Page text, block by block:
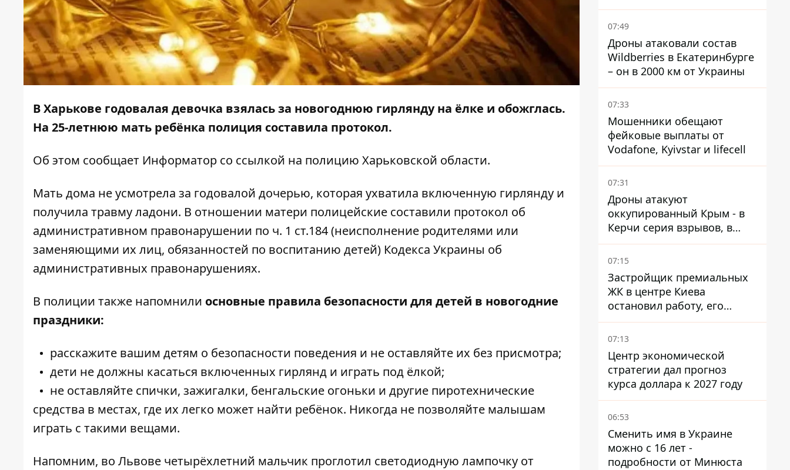
В Харькове годовалая девочка взялась за новогоднюю гирлянду на ёлке и обожглась.
На 25-летнюю мать ребёнка полиция составила протокол.
Об этом сообщает Информатор со ссылкой на полицию Харьковской области.
Мать дома не усмотрела за годовалой дочерью, которая ухватила включенную гирлянду и
получила травму ладони. В отношении матери полицейские составили протокол об
административном правонарушении по ч. 1 ст.184 (неисполнение родителями или
заменяющими их лиц, обязанностей по воспитанию детей) Кодекса Украины об
административных правонарушениях.
В полиции также напомнили основные правила безопасности для детей в новогодние
праздники:
расскажите вашим детям о безопасности поведения и не оставляйте их без присмотра;
дети не должны касаться включенных гирлянд и играть под ёлкой;
не оставляйте спички, зажигалки, бенгальские огоньки и другие пиротехнические
средства в местах, где их легко может найти ребёнок. Никогда не позволяйте малышам
играть с такими вещами.
Напомним, во Львове четырёхлетний мальчик проглотил светодиодную лампочку от
суд взыскал с должницы
только 22 тыс. грн
07:49
Дроны атаковали состав
Wildberries в Екатеринбурге
– он в 2000 км от Украины
07:33
Мошенники обещают
фейковые выплаты от
Vodafone, Kyivstar и lifecell
07:31
Дроны атакуют
оккупированный Крым - в
Керчи серия взрывов, в
Феодосии пожар
07:15
Застройщик премиальных
ЖК в центре Киева
остановил работу, его
руководители сбежали из
Украины - Bihus.info
07:13
Центр экономической
стратегии дал прогноз
курса доллара к 2027 году
06:53
Сменить имя в Украине
можно с 16 лет -
подробности от Минюста